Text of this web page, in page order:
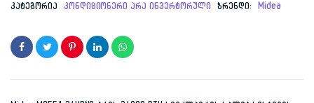
კატეგორია კონდიციონერი არა ინვერტორული ბრენდი: Midea